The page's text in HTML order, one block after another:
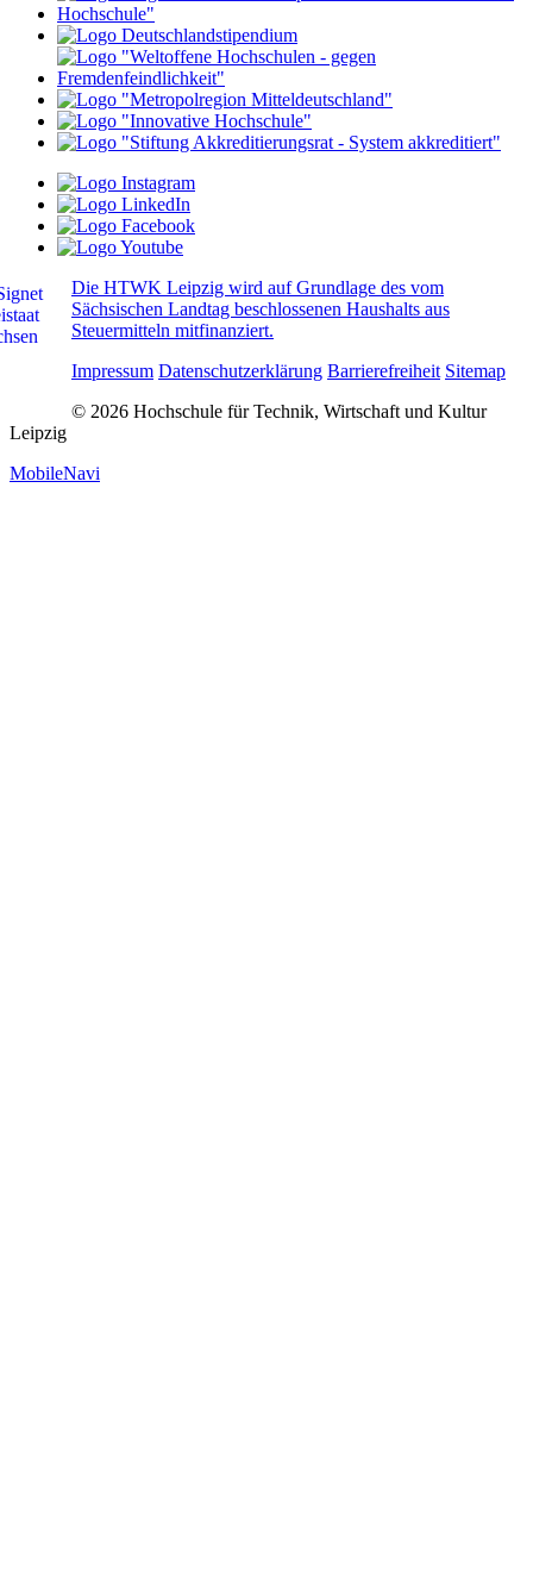
Die HTWK Leipzig wird auf Grundlage des vom
Sächsischen Landtag beschlossenen Haushalts aus
Steuermitteln mitfinanziert.
Impressum Datenschutzerklärung Barrierefreiheit Sitemap
© 2026 Hochschule für Technik, Wirtschaft und Kultur
Leipzig
MobileNavi